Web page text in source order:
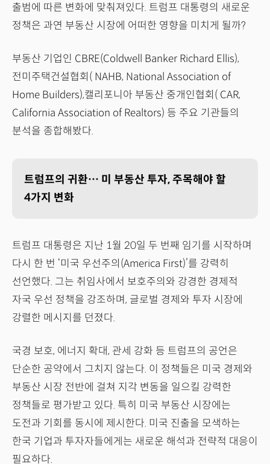
출범에 따른 변화에 맞춰져있다. 트럼프 대통령의 새로운
정책은 과연 부동산 시장에 어떠한 영향을 미치게 될까?
부동산 기업인 CBRE(Coldwell Banker Richard Ellis),
전미주택건설협회( NAHB, National Association of
Home Builders),캘리포니아 부동산 중개인협회( CAR,
California Association of Realtors) 등 주요 기관들의
분석을 종합해봤다.
트럼프의 귀환… 미 부동산 투자, 주목해야 할
4가지 변화
트럼프 대통령은 지난 1월 20일 두 번째 임기를 시작하며
다시 한 번 ‘미국 우선주의(America First)’를 강력히
선언했다. 그는 취임사에서 보호주의와 강경한 경제적
자국 우선 정책을 강조하며, 글로벌 경제와 투자 시장에
강렬한 메시지를 던졌다.
국경 보호, 에너지 확대, 관세 강화 등 트럼프의 공언은
단순한 공약에서 그치지 않는다. 이 정책들은 미국 경제와
부동산 시장 전반에 걸쳐 지각 변동을 일으킬 강력한
정책들로 평가받고 있다. 특히 미국 부동산 시장에는
도전과 기회를 동시에 제시한다. 미국 진출을 모색하는
한국 기업과 투자자들에게는 새로운 해석과 전략적 대응이
필요하다.